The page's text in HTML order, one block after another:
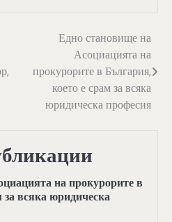
Едно становище на
Асоциацията на
прокурорите в България,
което е срам за всяка
юридическа професия
на прокурорите в
всяка юридическа